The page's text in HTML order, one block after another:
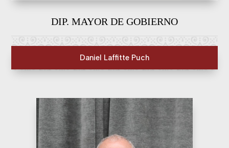
DIP. MAYOR DE GOBIERNO
Daniel Laffitte Puch